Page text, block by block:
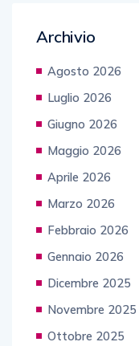
Archivio
Agosto 2026
Luglio 2026
Giugno 2026
Maggio 2026
Aprile 2026
Marzo 2026
Febbraio 2026
Gennaio 2026
Dicembre 2025
Novembre 2025
Ottobre 2025